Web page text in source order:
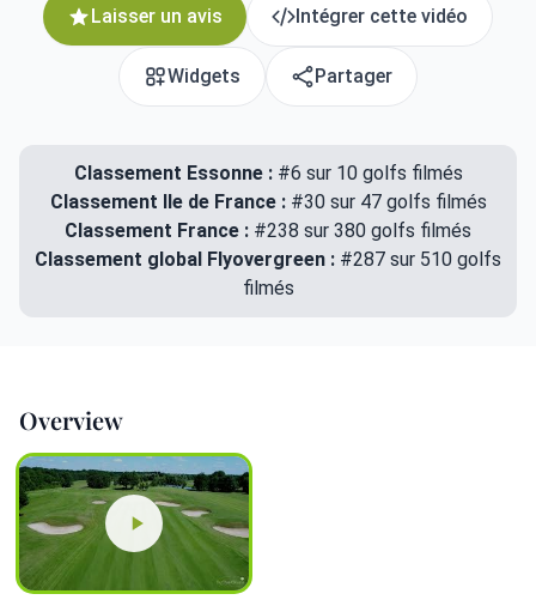
Laisser un avis Intégrer cette vidéo
Widgets Partager
Classement Essonne :#6 sur 10 golfs filmés
Classement Ile de France : #30 sur 47 golfs filmés
Classement France : #238 sur 380 golfs filmés
Classement global Flyovergreen : #287 sur 510 golfs
filmés
Overview